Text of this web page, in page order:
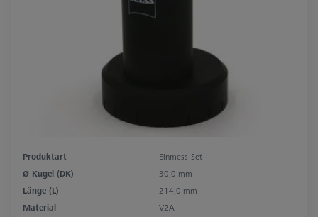
Produktart
Einmess-Set
Ø Kugel (DK)
30,0 mm
Länge (L)
214,0 mm
Material
V2A